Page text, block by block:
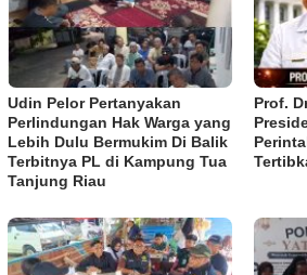
Udin Pelor Pertanyakan
Perlindungan Hak Warga yang
Lebih Dulu Bermukim Di Balik
Terbitnya PL di Kampung Tua
Tanjung Riau
Prof.